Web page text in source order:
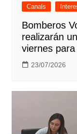
Canals
Bomberos
realizarán
viernes
23/07/2026